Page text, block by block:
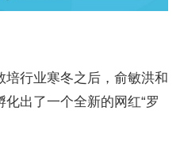
培行业寒冬之后，俞敏洪和
出了一个全新的网红“罗